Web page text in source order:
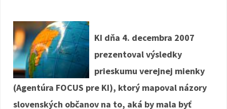
o
k
e
KI dňa 4. decembra 2007
prezentoval výsledky
prieskumu verejnej mienky
(Agentúra FOCUS pre KI), ktorý mapoval názory
slovenských občanov na to, aká by mala byť